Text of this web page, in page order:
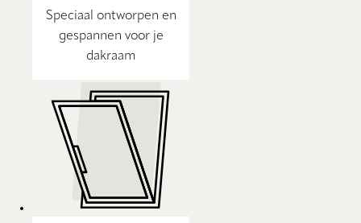
Speciaal ontworpen en
gespannen voor je
dakraam